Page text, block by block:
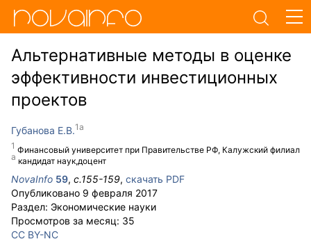
Альтернативные методы в оценке
эффективности инвестиционных
проектов
Губанова Е.В.
Финансовый университет при Правительстве РФ, Калужский филиал
кандидат наук,доцент
NovaInfo 59, с.155-159, скачать PDF
Опубликовано 9 февраля 2017
Раздел: Экономические науки
Просмотров за месяц: 35
CC BY-NC